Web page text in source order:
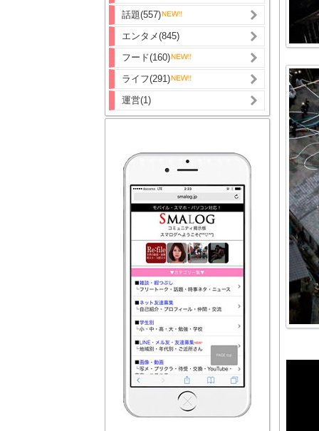
話題(557)
エンタメ(845)
フード(160)
ライフ(291)
運営(1)